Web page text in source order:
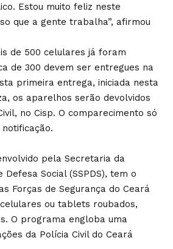
Estou muito feliz neste
que a gente trabalha”, afirmou
de 500 celulares já foram
de 300 devem ser entregues na
primeira entrega, iniciada nesta
os aparelhos serão devolvidos
no Cisp. O comparecimento só
pela Secretaria da
Defesa Social (SSPDS), tem o
Forças de Segurança do Ceará
ou tablets roubados,
O programa engloba uma
da Polícia Civil do Ceará